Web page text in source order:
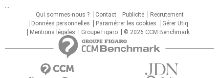
...
Qui sommes-nous ?
Contact Publicité
Recrutement
Données personnelles
Paramétrer les cookies
Gérer Utiq
Mentions légales
Groupe Figaro © 2026 CCM Benchmark